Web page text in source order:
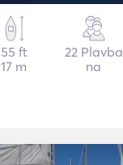
55 ft
17 m
22 Plavba
na